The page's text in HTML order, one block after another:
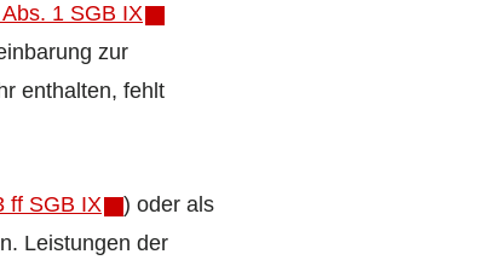
1 SGB IX
zur
enthalten, fehlt
ff SGB IX
) oder als
Leistungen der